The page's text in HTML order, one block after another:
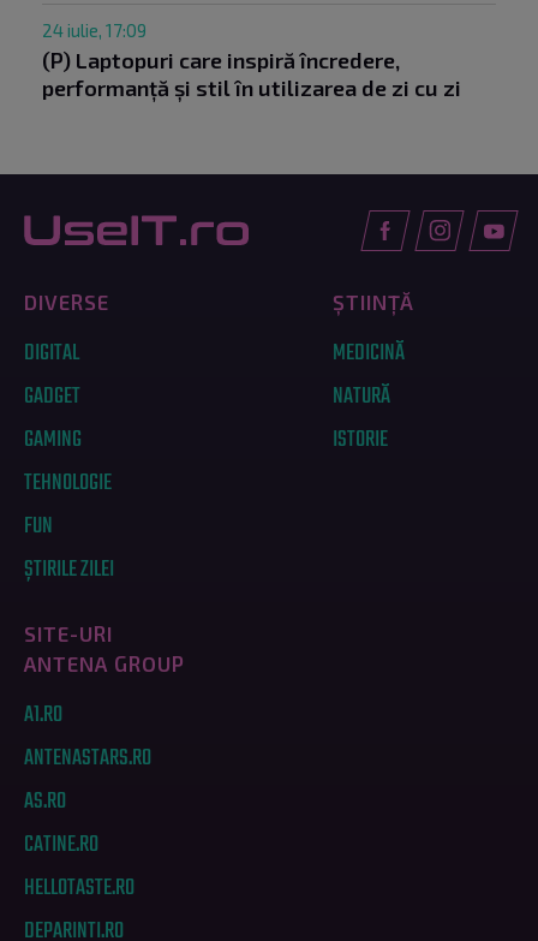
24 iulie, 17:09
(P) Laptopuri care inspiră încredere,
performanță și stil în utilizarea de zi cu zi
DIVERSE
DIGITAL
GADGET
GAMING
TEHNOLOGIE
FUN
ȘTIRILE ZILEI
ȘTIINȚĂ
MEDICINĂ
NATURĂ
ISTORIE
SITE-URI
ANTENA GROUP
A1.RO
ANTENASTARS.RO
AS.RO
CATINE.RO
HELLOTASTE.RO
DEPARINTI.RO